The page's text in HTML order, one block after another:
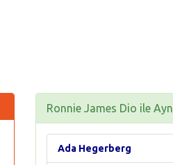
Ronnie James Dio ile
Ada Hegerberg